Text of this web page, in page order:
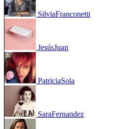
SilviaFranconetti
JesúsJuan
PatriciaSola
SaraFernandez